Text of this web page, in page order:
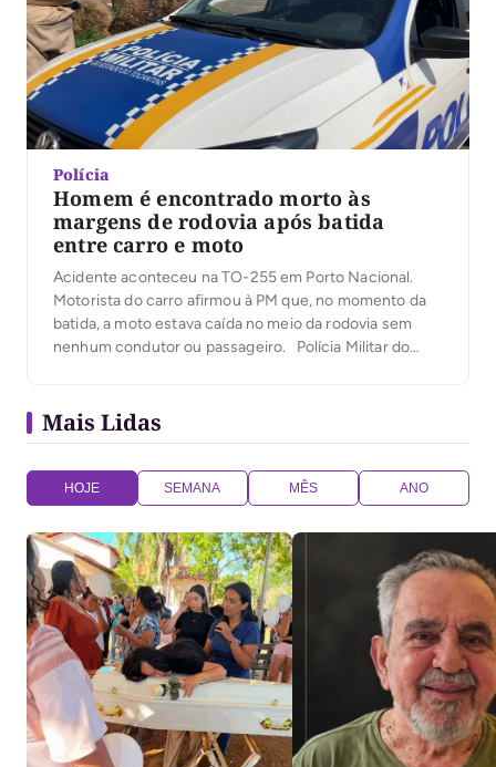
Polícia
Homem é encontrado morto às
margens de rodovia após batida
entre carro e moto
Acidente aconteceu na TO-255 em Porto Nacional.
Motorista do carro afirmou à PM que, no momento da
batida, a moto estava caída no meio da rodovia sem
nenhum condutor ou passageiro. Polícia Militar do
envolveu uma motocicleta […]
Mais Lidas
HOJE SEMANA MÊS ANO